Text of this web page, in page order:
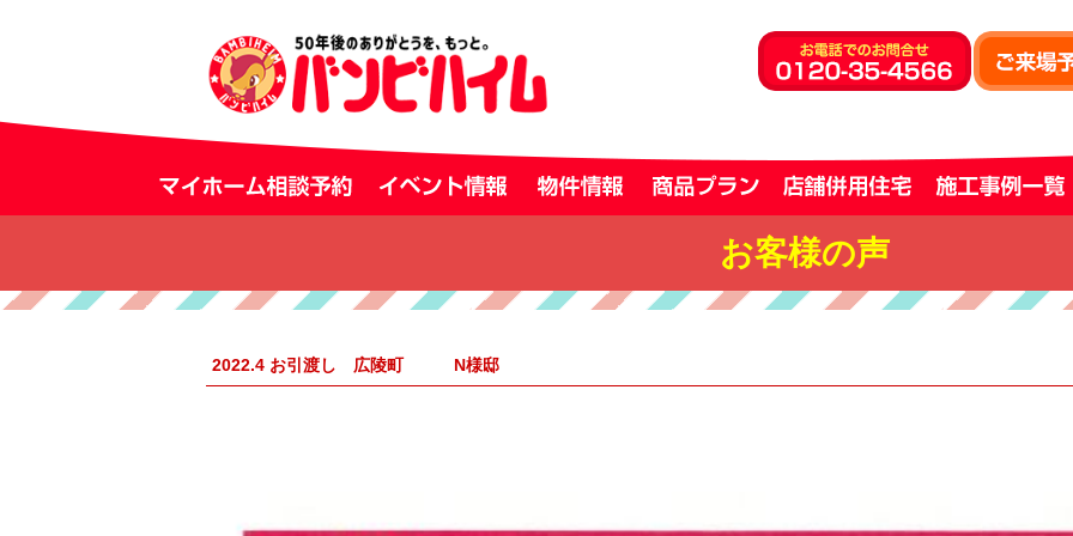
お客様の声
2022.4 お引渡し 広陵町 N様邸